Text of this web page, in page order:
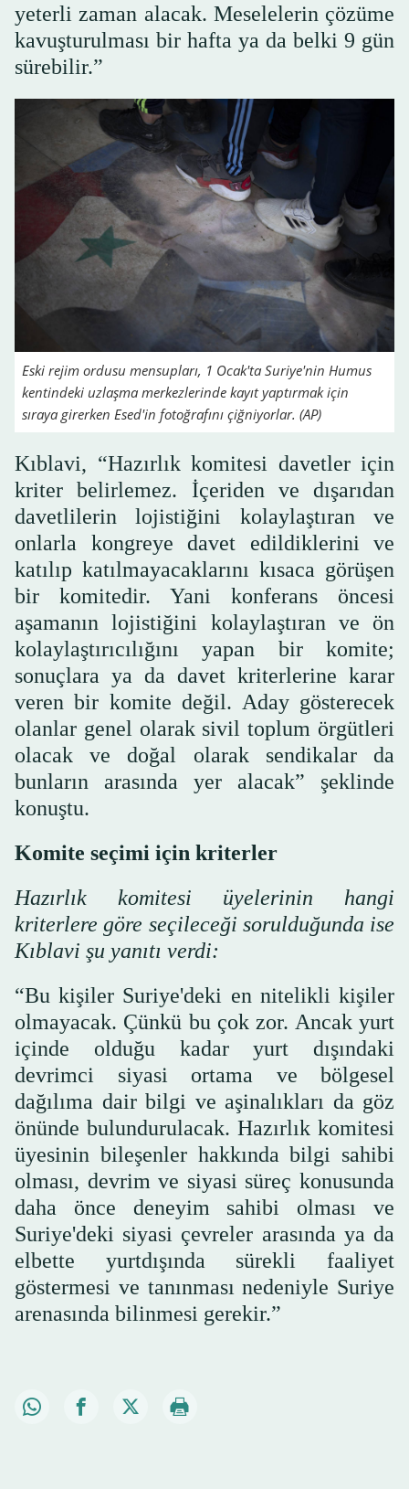
yeterli zaman alacak. Meselelerin çözüme
kavuşturulması bir hafta ya da belki 9 gün
sürebilir.”
Eski rejim ordusu mensupları, 1 Ocak'ta Suriye'nin Humus
kentindeki uzlaşma merkezlerinde kayıt yaptırmak için
sıraya girerken Esed'in fotoğrafını çiğniyorlar. (AP)
Kıblavi, “Hazırlık komitesi davetler için
kriter belirlemez. İçeriden ve dışarıdan
davetlilerin lojistiğini kolaylaştıran ve
onlarla kongreye davet edildiklerini ve
katılıp katılmayacaklarını kısaca görüşen
bir komitedir. Yani konferans öncesi
aşamanın lojistiğini kolaylaştıran ve ön
kolaylaştırıcılığını yapan bir komite;
sonuçlara ya da davet kriterlerine karar
veren bir komite değil. Aday gösterecek
olanlar genel olarak sivil toplum örgütleri
olacak ve doğal olarak sendikalar da
bunların arasında yer alacak” şeklinde
konuştu.
Komite seçimi için kriterler
Hazırlık komitesi üyelerinin hangi
kriterlere göre seçileceği sorulduğunda ise
Kıblavi şu yanıtı verdi:
“Bu kişiler Suriye'deki en nitelikli kişiler
olmayacak. Çünkü bu çok zor. Ancak yurt
içinde olduğu kadar yurt dışındaki
devrimci siyasi ortama ve bölgesel
dağılıma dair bilgi ve aşinalıkları da göz
önünde bulundurulacak. Hazırlık komitesi
üyesinin bileşenler hakkında bilgi sahibi
olması, devrim ve siyasi süreç konusunda
daha önce deneyim sahibi olması ve
Suriye'deki siyasi çevreler arasında ya da
elbette yurtdışında sürekli faaliyet
göstermesi ve tanınması nedeniyle Suriye
arenasında bilinmesi gerekir.”